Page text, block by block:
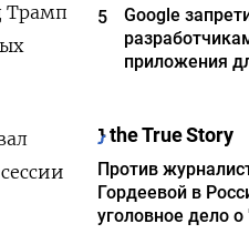
Трамп
5
Google
приложения